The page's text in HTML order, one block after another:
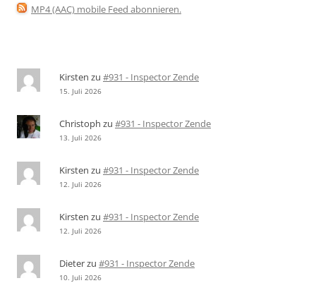
MP4 (AAC) mobile Feed abonnieren.
Kirsten zu #931 - Inspector Zende
15. Juli 2026
Christoph zu #931 - Inspector Zende
13. Juli 2026
Kirsten zu #931 - Inspector Zende
12. Juli 2026
Kirsten zu #931 - Inspector Zende
12. Juli 2026
Dieterzu #931 - Inspector Zende
10. Juli 2026